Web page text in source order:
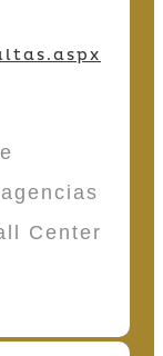
Center